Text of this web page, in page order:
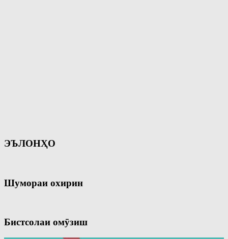
ЭЪЛОНҲО
Шумораи охирин
Бистсолаи омӯзиш